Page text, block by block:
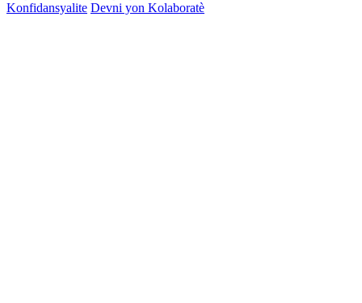
Konfidansyalite Devni yon Kolaboratè